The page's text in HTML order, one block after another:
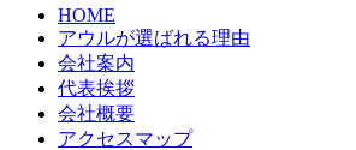
HOME
アウルが選ばれる理由
会社案内
代表挨拶
会社概要
アクセスマップ